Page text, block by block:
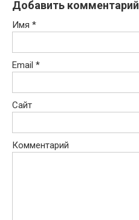
Добавить комментарий
Имя *
Email *
Сайт
Комментарий